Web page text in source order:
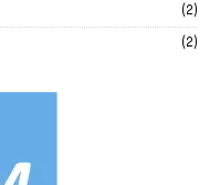
(2)
(2)